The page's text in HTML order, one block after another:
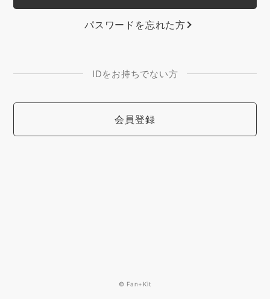
パスワードを忘れた方
IDをお持ちでない方
会員登録
© Fan+Kit